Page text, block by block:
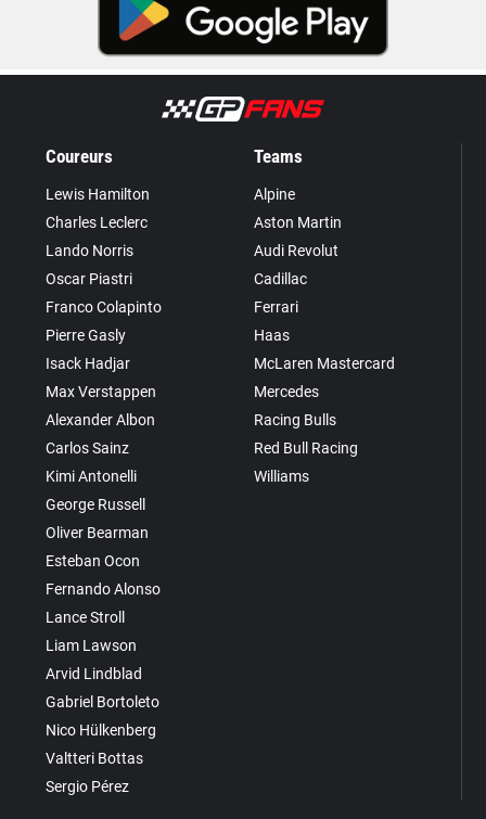
Coureurs
Lewis Hamilton
Charles Leclerc
Lando Norris
Oscar Piastri
Franco Colapinto
Pierre Gasly
Isack Hadjar
Max Verstappen
Alexander Albon
Carlos Sainz
Kimi Antonelli
George Russell
Oliver Bearman
Esteban Ocon
Fernando Alonso
Lance Stroll
Liam Lawson
Arvid Lindblad
Gabriel Bortoleto
Nico Hülkenberg
Valtteri Bottas
Sergio Pérez
Teams
Alpine
Aston Martin
Audi Revolut
Cadillac
Ferrari
Haas
McLaren Mastercard
Mercedes
Racing Bulls
Red Bull Racing
Williams